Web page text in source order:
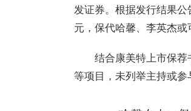
发证券。根据发行结果
元，保代哈馨、李英杰或
结合康美特上市保
等项目，未列举主持或参